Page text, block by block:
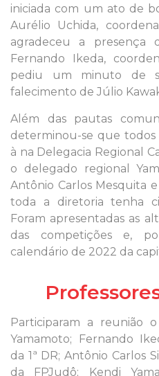
iniciada com um ato de
Aurélio Uchida,
agradeceu a presença
Fernando Ikeda,
pediu um minuto de
falecimento de Júlio
Além das pautas
determinou-se que todos
à na Delegacia Regional
o delegado regional
Antônio Carlos Mesquita
toda a diretoria tenha
Foram apresentadas as
das competições e,
calendário de 2022 da
Participaram a reunião
Yamamoto; Fernando
da 1ª DR; Antônio Carlos
da FPJudô; Kendi